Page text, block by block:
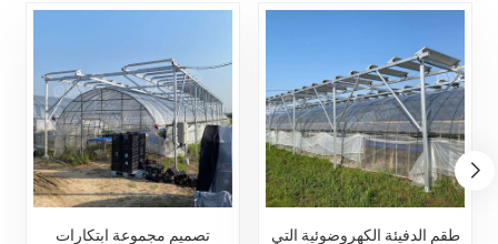
تصميم مجموعة ابتكارات
طقم الدفيئة الكهروضوئية التي